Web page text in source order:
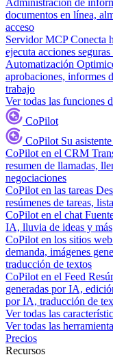
Administración de
documentos en línea,
acceso
Servidor MCP Conecta
ejecuta acciones
Automatización
aprobaciones, informes
trabajo
Ver todas las funciones
CoPilot
CoPilot Su
CoPilot en el CRM
resumen de llamadas,
negociaciones
CoPilot en las tareas
resúmenes de tareas,
CoPilot en el chat
IA, lluvia de ideas y más
CoPilot en los sitios
demanda, imágenes
traducción de textos
CoPilot en el Feed
generadas por IA,
por IA, traducción de
Ver todas las
Ver todas las
Precios
Recursos